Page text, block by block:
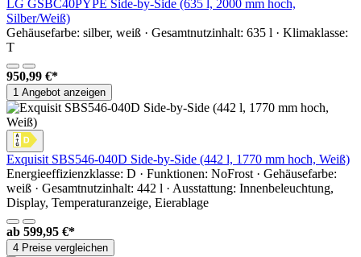
LG GSBC40PYPE Side-by-Side (635 l, 2000 mm hoch,
Silber/Weiß)
Gehäusefarbe: silber, weiß · Gesamtnutzinhalt: 635 l · Klimaklasse:
T
950,99 €*
1 Angebot anzeigen
Exquisit SBS546-040D Side-by-Side (442 l, 1770 mm hoch, Weiß)
Energieeffizienzklasse: D · Funktionen: NoFrost · Gehäusefarbe:
weiß · Gesamtnutzinhalt: 442 l · Ausstattung: Innenbeleuchtung,
Display, Temperaturanzeige, Eierablage
ab 599,95 €*
4 Preise vergleichen